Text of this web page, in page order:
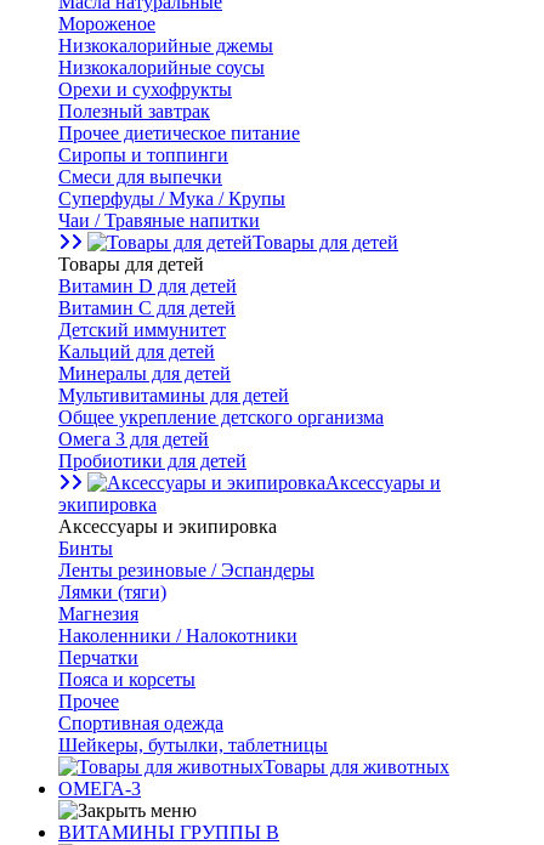
Мороженое
Низкокалорийные джемы
Низкокалорийные соусы
Орехи и сухофрукты
Полезный завтрак
Прочее диетическое питание
Сиропы и топпинги
Смеси для выпечки
Суперфуды / Мука / Крупы
Чаи / Травяные напитки
Товары для детей
Товары для детей
Витамин D для детей
Витамин С для детей
Детский иммунитет
Кальций для детей
Минералы для детей
Мультивитамины для детей
Общее укрепление детского организма
Омега 3 для детей
Пробиотики для детей
Аксессуары и
экипировка
Аксессуары и экипировка
Бинты
Ленты резиновые / Эспандеры
Лямки (тяги)
Магнезия
Наколенники / Налокотники
Перчатки
Пояса и корсеты
Прочее
Спортивная одежда
Шейкеры, бутылки, таблетницы
Товары для животных
ОМЕГА-3
ВИТАМИНЫ ГРУППЫ В